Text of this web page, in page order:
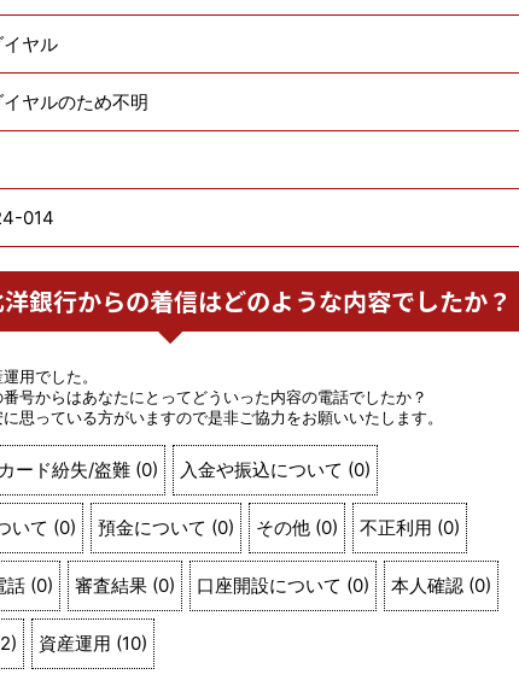
ヤル
ヤルのため不明
014
銀行からの着信はどのような内容でしたか？
用でした。
号からはあなたにとってどういった内容の電話でしたか？
思っている方がいますので是非ご協力をお願いいたします。
ード紛失/盗難 (0) 入金や振込について (0)
いて (0) 預金について (0) その他 (0) 不正利用 (0)
話 (0) 審査結果 (0) 口座開設について (0) 本人確認 (0)
2) 資産運用 (10)